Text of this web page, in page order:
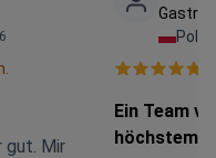
gut. Mir
Polen
Ein Team
höchstem